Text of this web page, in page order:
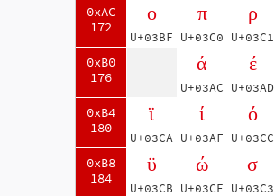
0xAC
172
0xB0
176
0xB4
180
0xB8
184
ο
U+03BF
π
U+03C0
ρ
U+03C1
ά
U+03AC
έ
U+03AD
ϊ
U+03CA
ί
U+03AF
ό
U+03CC
ϋ
U+03CB
ώ
U+03CE
σ
U+03C3